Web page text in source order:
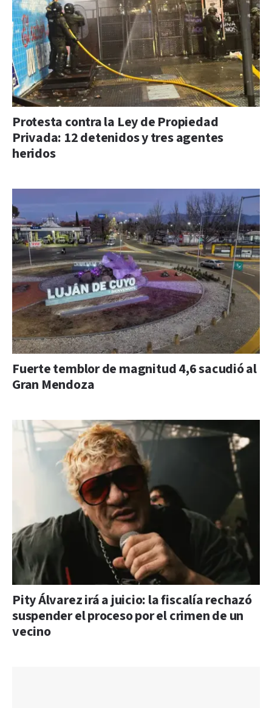
Protesta contra la Ley de Propiedad
Privada: 12 detenidos y tres agentes
heridos
Fuerte temblor de magnitud 4,6 sacudió al
Gran Mendoza
Pity Álvarez irá a juicio: la fiscalía rechazó
suspender el proceso por el crimen de un
vecino